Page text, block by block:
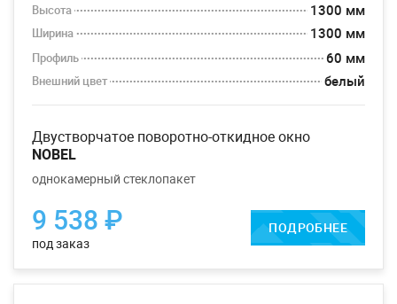
Высота 1300 мм
Ширина 1300 мм
Профиль 60 мм
Внешний цвет белый
двустворчатое поворотно-откидное окно
NOBEL
однокамерный стеклопакет
9 538 ₽
под заказ
ПОДРОБНЕЕ